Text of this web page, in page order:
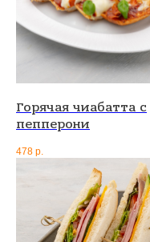
Горячая чиабатта с
пепперони
478 р.